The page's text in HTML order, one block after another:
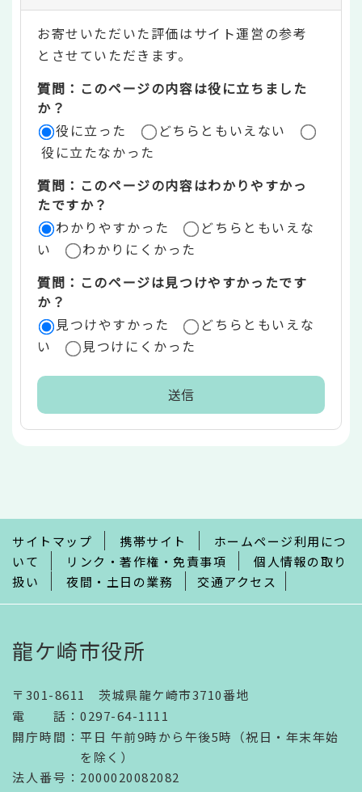
テ
ン
ツ
評
価
リ
ア
お寄せいただいた評価はサイト運営の参考
とさせていただきます。
質問：このページの内容は役に立ちました
か？
役に立った
どちらともいえない
役に立たなかった
質問：このページの内容はわかりやすかっ
たですか？
わかりやすかった
どちらともいえな
い
わかりにくかった
質問：このページは見つけやすかったです
か？
見つけやすかった
どちらともいえな
い
見つけにくかった
で
サイトマップ 携帯サイト
ホームページ利用につ
いて
リンク・著作権・免責事項
個人情報の取り
扱い
夜間・土日の業務 交通アクセス
龍ケ崎市役所
〒301-8611 茨城県龍ケ崎市3710番地
電話 ： 0297-64-1111
開庁時間 ： 平日 午前9時から午後5時（祝日・年末年始
を除く）
法人番号 ：2000020082082